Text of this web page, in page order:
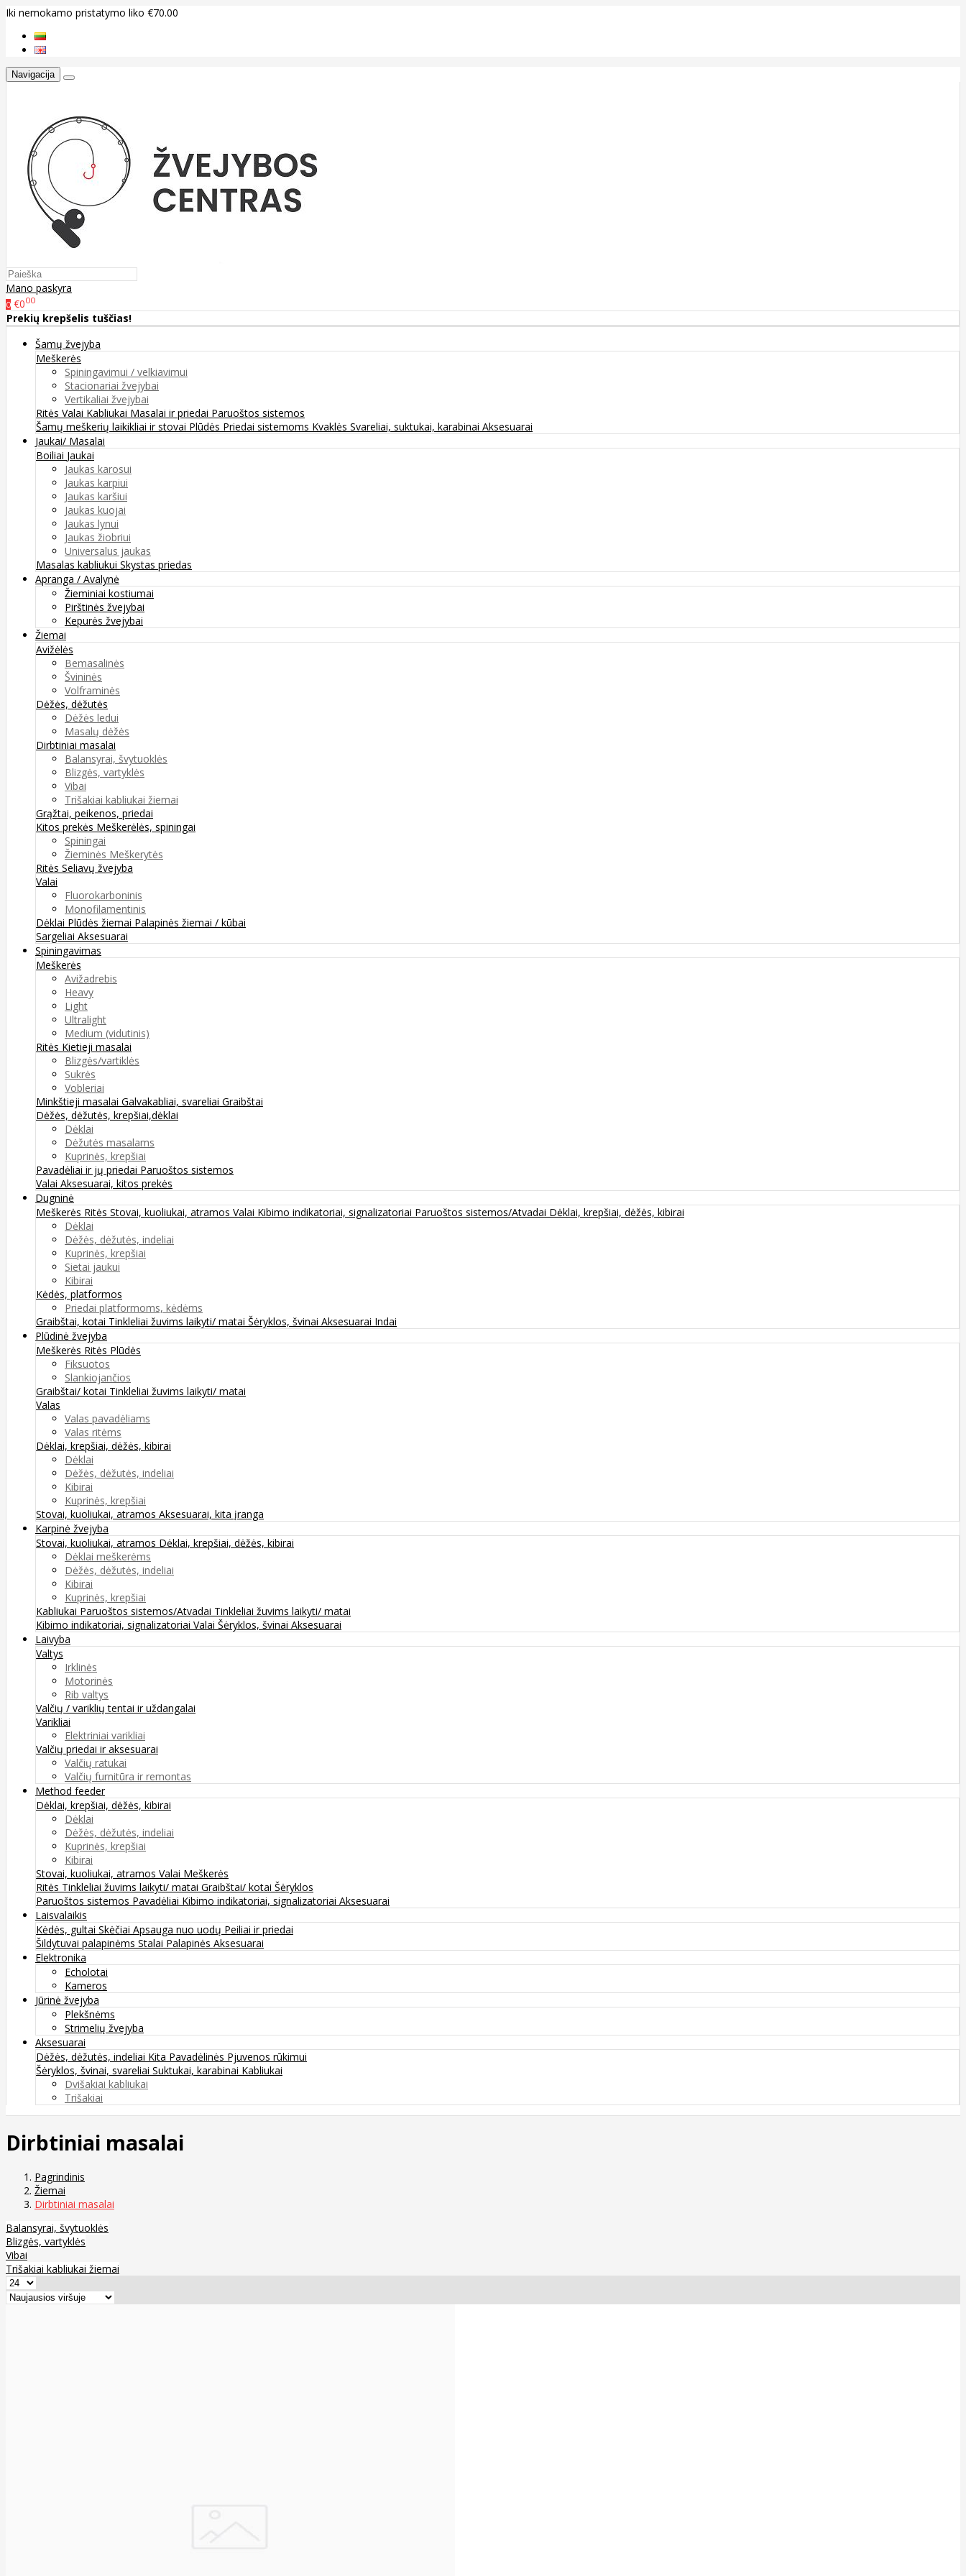
Iki nemokamo pristatymo liko €70.00
Navigacija
Mano paskyra
0 €000
Prekių krepšelis tuščias!
Šamų žvejyba
Meškerės
Spiningavimui / velkiavimui
Stacionariai žvejybai
Vertikaliai žvejybai
Ritės Valai Kabliukai Masalai ir priedai Paruoštos sistemos
Šamų meškerių laikikliai ir stovai Plūdės Priedai sistemoms Kvaklės Svareliai, suktukai, karabinai Aksesuarai
Jaukai/ Masalai
Boiliai Jaukai
Jaukas karosui
Jaukas karpiui
Jaukas karšiui
Jaukas kuojai
Jaukas lynui
Jaukas žiobriui
Universalus jaukas
Masalas kabliukui Skystas priedas
Apranga / Avalynė
Žieminiai kostiumai
Pirštinės žvejybai
Kepurės žvejybai
Žiemai
Avižėlės
Bemasalinės
Švininės
Volframinės
Dėžės, dėžutės
Dėžės ledui
Masalų dėžės
Dirbtiniai masalai
Balansyrai, švytuoklės
Blizgės, vartyklės
Vibai
Trišakiai kabliukai žiemai
Grąžtai, peikenos, priedai
Kitos prekės Meškerėlės, spiningai
Spiningai
Žieminės Meškerytės
Ritės Seliavų žvejyba
Valai
Fluorokarboninis
Monofilamentinis
Dėklai Plūdės žiemai Palapinės žiemai / kūbai
Sargeliai Aksesuarai
Spiningavimas
Meškerės
Avižadrebis
Heavy
Light
Ultralight
Medium (vidutinis)
Ritės Kietieji masalai
Blizgės/vartiklės
Sukrės
Vobleriai
Minkštieji masalai Galvakabliai, svareliai Graibštai
Dėžės, dėžutės, krepšiai,dėklai
Dėklai
Dėžutės masalams
Kuprinės, krepšiai
Pavadėliai ir jų priedai Paruoštos sistemos
Valai Aksesuarai, kitos prekės
Dugninė
Meškerės Ritės Stovai, kuoliukai, atramos Valai Kibimo indikatoriai, signalizatoriai Paruoštos sistemos/Atvadai Dėklai, krepšiai, dėžės, kibirai
Dėklai
Dėžės, dėžutės, indeliai
Kuprinės, krepšiai
Sietai jaukui
Kibirai
Kėdės, platformos
Priedai platformoms, kėdėms
Graibštai, kotai Tinkleliai žuvims laikyti/ matai Šėryklos, švinai Aksesuarai Indai
Plūdinė žvejyba
Meškerės Ritės Plūdės
Fiksuotos
Slankiojančios
Graibštai/ kotai Tinkleliai žuvims laikyti/ matai
Valas
Valas pavadėliams
Valas ritėms
Dėklai, krepšiai, dėžės, kibirai
Dėklai
Dėžės, dėžutės, indeliai
Kibirai
Kuprinės, krepšiai
Stovai, kuoliukai, atramos Aksesuarai, kita įranga
Karpinė žvejyba
Stovai, kuoliukai, atramos Dėklai, krepšiai, dėžės, kibirai
Dėklai meškerėms
Dėžės, dėžutės, indeliai
Kibirai
Kuprinės, krepšiai
Kabliukai Paruoštos sistemos/Atvadai Tinkleliai žuvims laikyti/ matai
Kibimo indikatoriai, signalizatoriai Valai Šėryklos, švinai Aksesuarai
Laivyba
Valtys
Irklinės
Motorinės
Rib valtys
Valčių / variklių tentai ir uždangalai
Varikliai
Elektriniai varikliai
Valčių priedai ir aksesuarai
Valčių ratukai
Valčių furnitūra ir remontas
Method feeder
Dėklai, krepšiai, dėžės, kibirai
Dėklai
Dėžės, dėžutės, indeliai
Kuprinės, krepšiai
Kibirai
Stovai, kuoliukai, atramos Valai Meškerės
Ritės Tinkleliai žuvims laikyti/ matai Graibštai/ kotai Šėryklos
Paruoštos sistemos Pavadėliai Kibimo indikatoriai, signalizatoriai Aksesuarai
Laisvalaikis
Kėdės, gultai Skėčiai Apsauga nuo uodų Peiliai ir priedai
Šildytuvai palapinėms Stalai Palapinės Aksesuarai
Elektronika
Echolotai
Kameros
Jūrinė žvejyba
Plekšnėms
Strimelių žvejyba
Aksesuarai
Dėžės, dėžutės, indeliai Kita Pavadėlinės Pjuvenos rūkimui
Šėryklos, švinai, svareliai Suktukai, karabinai Kabliukai
Dvišakiai kabliukai
Trišakiai
Dirbtiniai masalai
Pagrindinis
Žiemai
Dirbtiniai masalai
Balansyrai, švytuoklės
Blizgės, vartyklės
Vibai
Trišakiai kabliukai žiemai